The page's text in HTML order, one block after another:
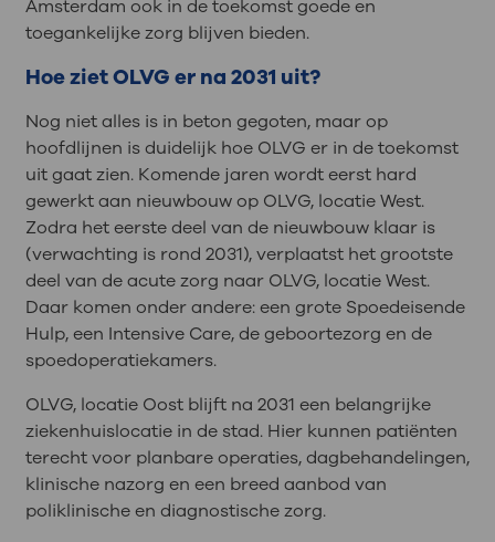
Amsterdam ook in de toekomst goede en
toegankelijke zorg blijven bieden.
Hoe ziet OLVG er na 2031 uit?
Nog niet alles is in beton gegoten, maar op
hoofdlijnen is duidelijk hoe OLVG er in de toekomst
uit gaat zien. Komende jaren wordt eerst hard
gewerkt aan nieuwbouw op OLVG, locatie West.
Zodra het eerste deel van de nieuwbouw klaar is
(verwachting is rond 2031), verplaatst het grootste
deel van de acute zorg naar OLVG, locatie West.
Daar komen onder andere: een grote Spoedeisende
Hulp, een Intensive Care, de geboortezorg en de
spoedoperatiekamers.
OLVG, locatie Oost blijft na 2031 een belangrijke
ziekenhuislocatie in de stad. Hier kunnen patiënten
terecht voor planbare operaties, dagbehandelingen,
klinische nazorg en een breed aanbod van
poliklinische en diagnostische zorg.